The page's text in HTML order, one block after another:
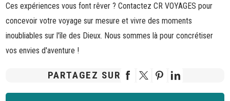
Ces expériences vous font rêver ? ContactezCR VOYAGES pour
concevoir votre voyage sur mesure et vivre des moments
inoubliables sur l'île des Dieux. Nous sommes là pour concrétiser
vos envies d'aventure !
PARTAGEZ SUR